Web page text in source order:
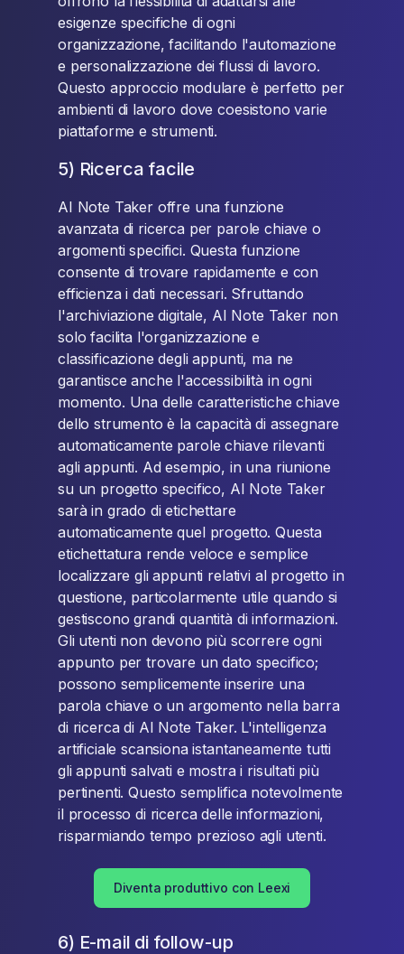
esigenze specifiche di ogni
organizzazione, facilitando l'automazione
e personalizzazione dei flussi di lavoro.
Questo approccio modulare è perfetto per
ambienti di lavoro dove coesistono varie
piattaforme e strumenti.
5) Ricerca facile
AI Note Taker offre una funzione
avanzata di ricerca per parole chiave o
argomenti specifici. Questa funzione
consente di trovare rapidamente e con
efficienza i dati necessari. Sfruttando
l'archiviazione digitale, AI Note Taker non
solo facilita l'organizzazione e
classificazione degli appunti, ma ne
garantisce anche l'accessibilità in ogni
momento. Una delle caratteristiche chiave
dello strumento è la capacità di assegnare
automaticamente parole chiave rilevanti
agli appunti. Ad esempio, in una riunione
su un progetto specifico, AI Note Taker
sarà in grado di etichettare
automaticamente quel progetto. Questa
etichettatura rende veloce e semplice
localizzare gli appunti relativi al progetto in
questione, particolarmente utile quando si
gestiscono grandi quantità di informazioni.
Gli utenti non devono più scorrere ogni
appunto per trovare un dato specifico;
possono semplicemente inserire una
parola chiave o un argomento nella barra
di ricerca di AI Note Taker. L'intelligenza
artificiale scansiona istantaneamente tutti
gli appunti salvati e mostra i risultati più
pertinenti. Questo semplifica notevolmente
il processo di ricerca delle informazioni,
risparmiando tempo prezioso agli utenti.
Diventa produttivo con Leexi
6) E-mail di follow-up